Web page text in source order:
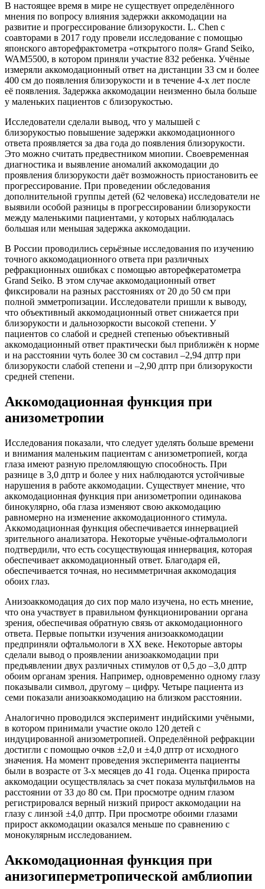
В настоящее время в мире не существует определённого
мнения по вопросу влияния задержки аккомодации на
развитие и прогрессирование близорукости. L. Chen с
соавторами в 2017 году провели исследование с помощью
японского авторефрактометра «открытого поля» Grand Seiko,
WAM5500, в котором приняли участие 832 ребенка. Учёные
измеряли аккомодационный ответ на дистанции 33 см и более
400 см до появления близорукости и в течение 4-х лет после
её появления. Задержка аккомодации неизменно была больше
у маленьких пациентов с близорукостью.
Исследователи сделали вывод, что у малышей с
близорукостью повышение задержки аккомодационного
ответа проявляется за два года до появления близорукости.
Это можно считать предвестником миопии. Своевременная
диагностика и выявление аномалий аккомодации до
проявления близорукости даёт возможность приостановить ее
прогрессирование. При проведении обследования
дополнительной группы детей (62 человека) исследователи не
выявили особой разницы в прогрессировании близорукости
между маленькими пациентами, у которых наблюдалась
большая или меньшая задержка аккомодации.
В России проводились серьёзные исследования по изучению
точного аккомодационного ответа при различных
рефракционных ошибках с помощью авторефкератометра
Grand Seiko. В этом случае аккомодационный ответ
фиксировали на разных расстояниях от 20 до 50 см при
полной эмметропизации. Исследователи пришли к выводу,
что объективный аккомодационный ответ снижается при
близорукости и дальнозоркости высокой степени. У
пациентов со слабой и средней степенью объективный
аккомодационный ответ практически был приближён к норме
и на расстоянии чуть более 30 см составил –2,94 дптр при
близорукости слабой степени и –2,90 дптр при близорукости
средней степени.
Аккомодационная функция при
анизометропии
Исследования показали, что следует уделять больше времени
и внимания маленьким пациентам с анизометропией, когда
глаза имеют разную преломляющую способность. При
разнице в 3,0 дптр и более у них наблюдаются устойчивые
нарушения в работе аккомодации. Существует мнение, что
аккомодационная функция при анизометропии одинакова
бинокулярно, оба глаза изменяют свою аккомодацию
равномерно на изменение аккомодационного стимула.
Аккомодационная функция обеспечивается иннервацией
зрительного анализатора. Некоторые учёные-офтальмологи
подтвердили, что есть сосуществующая иннервация, которая
обеспечивает аккомодационный ответ. Благодаря ей,
обеспечивается точная, но несимметричная аккомодация
обоих глаз.
Анизоаккомодация до сих пор мало изучена, но есть мнение,
что она участвует в правильном функционировании органа
зрения, обеспечивая обратную связь от аккомодационного
ответа. Первые попытки изучения анизоаккомодации
предприняли офтальмологи в XX веке. Некоторые авторы
сделали вывод о проявлении анизоаккомодации при
предъявлении двух различных стимулов от 0,5 до –3,0 дптр
обоим органам зрения. Например, одновременно одному глазу
показывали символ, другому – цифру. Четыре пациента из
семи показали анизоаккомодацию на близком расстоянии.
Аналогично проводился эксперимент индийскими учёными,
в котором принимали участие около 120 детей с
индуцированной анизометропией. Определённой рефракции
достигли с помощью очков ±2,0 и ±4,0 дптр от исходного
значения. На момент проведения эксперимента пациенты
были в возрасте от 3-х месяцев до 41 года. Оценка прироста
аккомодации осуществлялась за счет показа мультфильмов на
расстоянии от 33 до 80 см. При просмотре одним глазом
регистрировался верный низкий прирост аккомодации на
глазу с линзой ±4,0 дптр. При просмотре обоими глазами
прирост аккомодации оказался меньше по сравнению с
монокулярным исследованием.
Аккомодационная функция при
анизогиперметропической амблиопии